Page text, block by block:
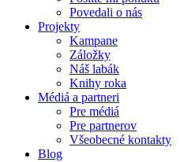
Povedali o nás
Projekty
Kampane
Záložky
Náš labák
Knihy roka
Médiá a partneri
Pre médiá
Pre partnerov
Všeobecné kontakty
Blog